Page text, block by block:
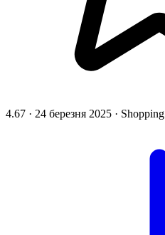
4.67 · 24 березня 2025 · Shopping